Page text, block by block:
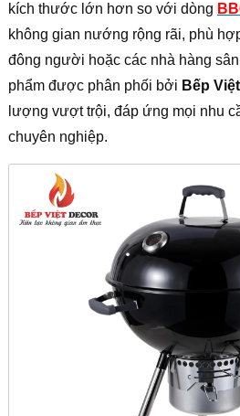
kích thước lớn hơn so với dòng
không gian nướng rộng rãi, phù
đông người hoặc các nhà hàng
phẩm được phân phối bởi Bếp
lượng vượt trội, đáp ứng mọi nhu
chuyên nghiệp.